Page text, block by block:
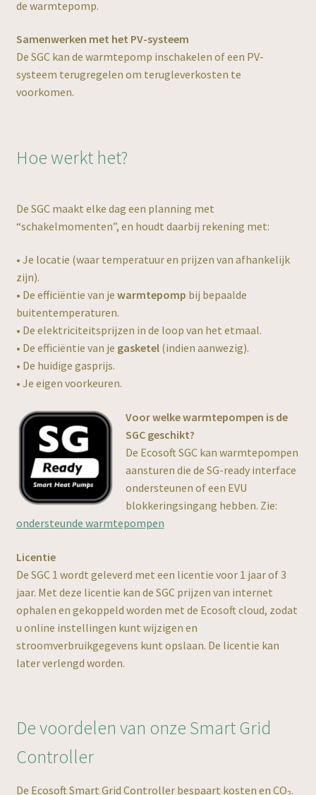
EU
de warmtepomp.
Samenwerken met het PV-systeem
De SGC kan de warmtepomp inschakelen of een PV-
systeem terugregelen om terugleverkosten te
voorkomen.
Hoe werkt het?
De SGC maakt elke dag een planning met
“schakelmomenten”, en houdt daarbij rekening met:
• Je locatie (waar temperatuur en prijzen van afhankelijk
zijn).
• De efficiëntie van je warmtepomp bij bepaalde
buitentemperaturen.
• De elektriciteitsprijzen in de loop van het etmaal.
• De efficiëntie van je gasketel(indien aanwezig).
• De huidige gasprijs.
• Je eigen voorkeuren.
Voor welke warmtepompen is de
SGC geschikt?
De Ecosoft SGC kan warmtepompen
aansturen die de SG-ready interface
ondersteunen of een EVU
blokkeringsingang hebben. Zie:
ondersteunde warmtepompen
Licentie
De SGC 1 wordt geleverd met een licentie voor 1 jaar of 3
jaar. Met deze licentie kan de SGC prijzen van internet
ophalen en gekoppeld worden met de Ecosoft cloud, zodat
u online instellingen kunt wijzigen en
stroomverbruikgegevens kunt opslaan. De licentie kan
later verlengd worden.
De voordelen van onze Smart Grid
Controller
De Ecosoft Smart Grid Controller bespaart kosten en CO .